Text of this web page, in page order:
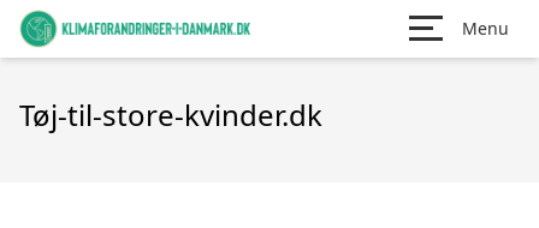
Menu
Tøj-til-store-kvinder.dk